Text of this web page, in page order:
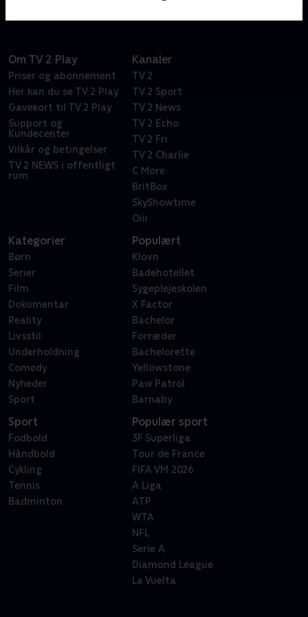
Om TV 2 Play
Priser og abonnement
Her kan du se TV 2 Play
Gavekort til TV 2 Play
Support og
Kundecenter
Vilkår og betingelser
TV 2 NEWS i offentligt
rum
Kanaler
TV 2
TV 2 Sport
TV 2 News
TV 2 Echo
TV 2 Fri
TV 2 Charlie
C More
BritBox
SkyShowtime
Oiii
Kategorier
Børn
Serier
Film
Dokumentar
Reality
Livsstil
Underholdning
Comedy
Nyheder
Sport
Populært
Klovn
Badehotellet
Sygeplejeskolen
X Factor
Bachelor
Forræder
Bachelorette
Yellowstone
Paw Patrol
Barnaby
Sport
Fodbold
Håndbold
Cykling
Tennis
Badminton
Populær sport
3F Superliga
Tour de France
FIFA VM 2026
A Liga
ATP
WTA
NFL
Serie A
Diamond League
La Vuelta